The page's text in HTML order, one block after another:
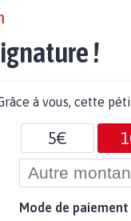
!
à vous, cette
5€
Mode de paiement